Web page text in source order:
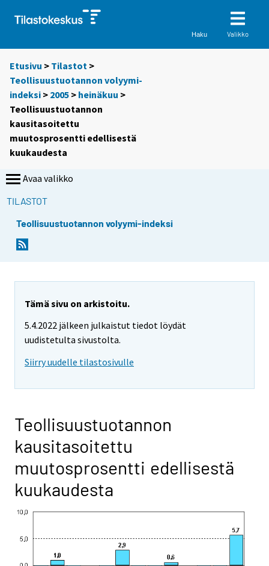
Haku Valikko
Etusivu > Tilastot >
Teollisuustuotannon volyymi-
indeksi > 2005 > heinäkuu >
Teollisuustuotannon
kausitasoitettu
muutosprosentti edellisestä
kuukaudesta
Avaa valikko
TILASTOT
Teollisuustuotannon volyymi-indeksi
Tämä sivu on arkistoitu.
5.4.2022 jälkeen julkaistut tiedot löydät
uudistetulta sivustolta.
Siirry uudelle tilastosivulle
Teollisuustuotannon
kausitasoitettu
muutosprosentti edellisestä
kuukaudesta